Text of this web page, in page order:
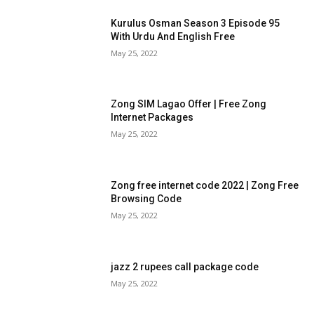
Kurulus Osman Season 3 Episode 95
With Urdu And English Free
May 25, 2022
Zong SIM Lagao Offer | Free Zong
Internet Packages
May 25, 2022
Zong free internet code 2022 | Zong Free
Browsing Code
May 25, 2022
jazz 2 rupees call package code
May 25, 2022